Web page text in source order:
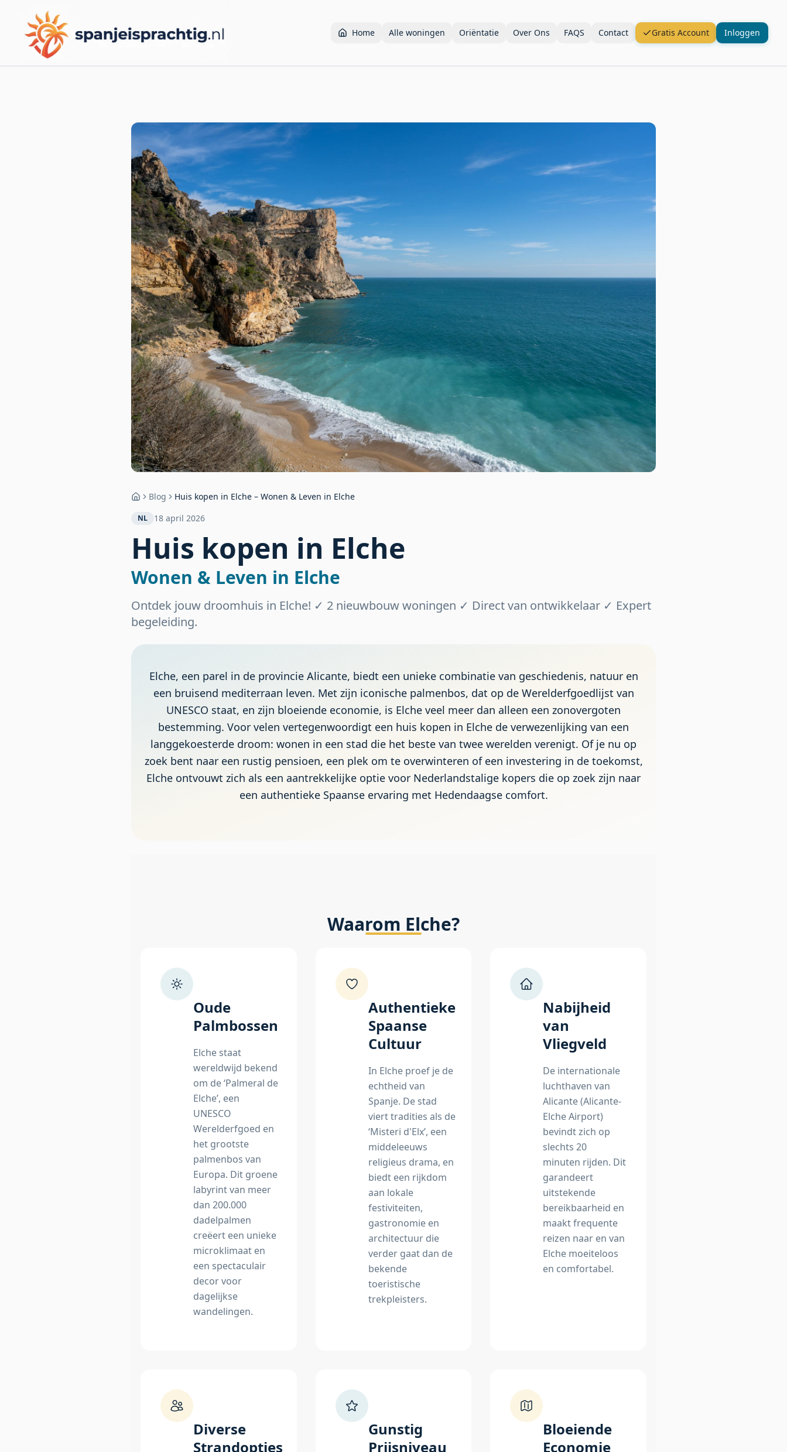
Home Alle woningen Oriëntatie Over Ons FAQS Contact Gratis Account Inloggen
HomeBlog Huis kopen in Elche – Wonen & Leven in Elche
NL 18 april 2026
Huis kopen in Elche
Wonen & Leven in Elche
Ontdek jouw droomhuis in Elche! ✓ 2 nieuwbouw woningen ✓ Direct van ontwikkelaar ✓ Expert
begeleiding.
Elche, een parel in de provincie Alicante, biedt een unieke combinatie van geschiedenis, natuur en
een bruisend mediterraan leven. Met zijn iconische palmenbos, dat op de Werelderfgoedlijst van
UNESCO staat, en zijn bloeiende economie, is Elche veel meer dan alleen een zonovergoten
bestemming. Voor velen vertegenwoordigt een huis kopen in Elche de verwezenlijking van een
langgekoesterde droom: wonen in een stad die het beste van twee werelden verenigt. Of je nu op
zoek bent naar een rustig pensioen, een plek om te overwinteren of een investering in de toekomst,
Elche ontvouwt zich als een aantrekkelijke optie voor Nederlandstalige kopers die op zoek zijn naar
een authentieke Spaanse ervaring met Hedendaagse comfort.
Waarom Elche?
Oude
Palmbossen
Elche staat
wereldwijd bekend
om de ‘Palmeral de
Elche’, een
UNESCO
Werelderfgoed en
het grootste
palmenbos van
Europa. Dit groene
labyrint van meer
dan 200.000
dadelpalmen
creëert een unieke
microklimaat en
een spectaculair
decor voor
dagelijkse
wandelingen.
Authentieke
Spaanse
Cultuur
In Elche proef je de
echtheid van
Spanje. De stad
viert tradities als de
‘Misteri d'Elx’, een
middeleeuws
religieus drama, en
biedt een rijkdom
aan lokale
festiviteiten,
gastronomie en
architectuur die
verder gaat dan de
bekende
toeristische
trekpleisters.
Nabijheid
van
Vliegveld
De internationale
luchthaven van
Alicante (Alicante-
Elche Airport)
bevindt zich op
slechts 20
minuten rijden. Dit
garandeert
uitstekende
bereikbaarheid en
maakt frequente
reizen naar en van
Elche moeiteloos
en comfortabel.
Diverse
Strandopties
Gunstig
Prijsniveau
Bloeiende
Economie